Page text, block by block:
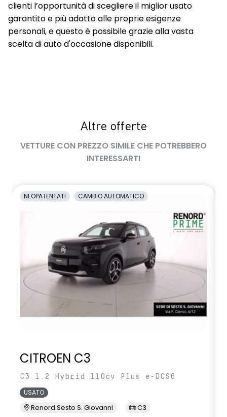
clienti l’opportunità di scegliere il miglior usato
garantito e più adatto alle proprie esigenze
personali, e questo è possibile grazie alla vasta
scelta di auto d'occasione disponibili.
Altre offerte
VETTURE CON PREZZO SIMILE CHE POTREBBERO
INTERESSARTI
NEOPATENTATI CAMBIO AUTOMATICO
CITROEN C3
C3 1.2 Hybrid 110cv Plus e-DCS6
USATO
Renord Sesto S. Giovanni
C3